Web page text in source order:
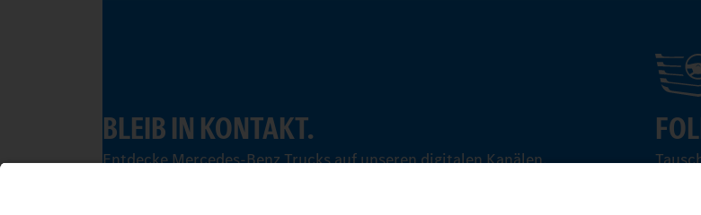
BLEIB IN KONTAKT.
Entdecke Mercedes-Benz Trucks auf unseren digitalen Kanälen.